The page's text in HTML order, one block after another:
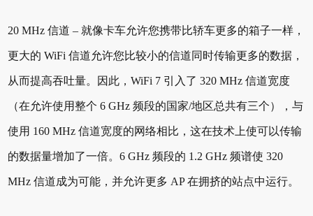
20 MHz 信道 – 就像卡车允许您携带比轿车更多的箱子一样，
更大的 WiFi 信道允许您比较小的信道同时传输更多的数据，
从而提高吞吐量。因此，WiFi 7 引入了 320 MHz 信道宽度
（在允许使用整个 6 GHz 频段的国家/地区总共有三个），与
使用 160 MHz 信道宽度的网络相比，这在技术上使可以传输
的数据量增加了一倍。6 GHz 频段的 1.2 GHz 频谱使 320
MHz 信道成为可能，并允许更多 AP 在拥挤的站点中运行。